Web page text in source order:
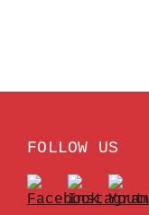
FOLLOW US